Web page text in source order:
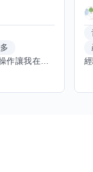
平時工作離不開Word和Excel，熟練操作讓我在文件整理和數據處理上都得心應手，還能用倉頡輸入法快速打字。近期想挑戰英文學習，希望能透過交換技能一起進步！如果你英文流利，需要中文或電腦技巧輔助，歡迎找我搭檔，咱們一起歡樂學習，互相激勵，成為彼此的學習小夥伴！